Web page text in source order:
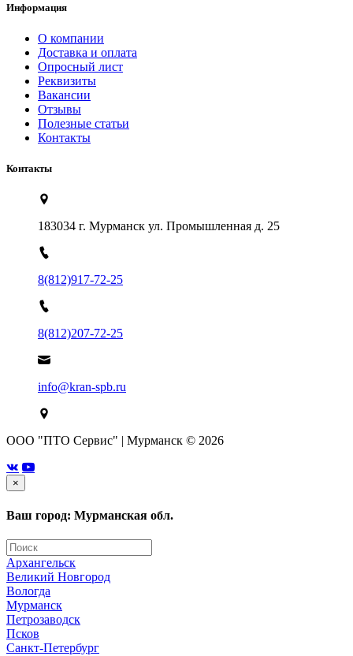
Информация
О компании
Доставка и оплата
Опросный лист
Реквизиты
Вакансии
Отзывы
Полезные статьи
Контакты
Контакты
183034 г. Мурманск ул. Промышленная д. 25
8(812)917-72-25
8(812)207-72-25
info@kran-spb.ru
ООО "ПТО Сервис" | Мурманск © 2026
×
Ваш город: Мурманская обл.
Архангельск
Великий Новгород
Вологда
Мурманск
Петрозаводск
Псков
Санкт-Петербург